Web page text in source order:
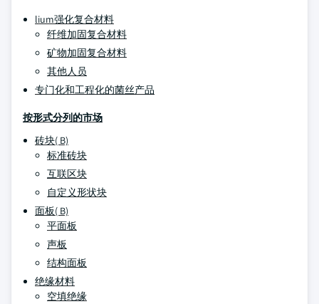
lium强化复合材料
纤维加固复合材料
矿物加固复合材料
其他人员
专门化和工程化的菌丝产品
按形式分列的市场
砖块( B)
标准砖块
互联区块
自定义形状块
面板( B)
平面板
声板
结构面板
绝缘材料
空填绝缘